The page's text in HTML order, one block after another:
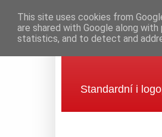
Mateřská
Standardní i
This site uses cookies from
are shared with Google along
statistics, and to detect and